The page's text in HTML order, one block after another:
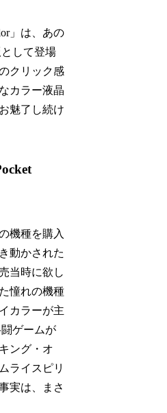
」は、あの
して登場
クリック感
カラー液晶
魅了し続け
機種を購入
動かされた
当時に欲し
憧れの機種
カラーが主
ゲームが
ング・オ
ライスピリ
実は、まさ